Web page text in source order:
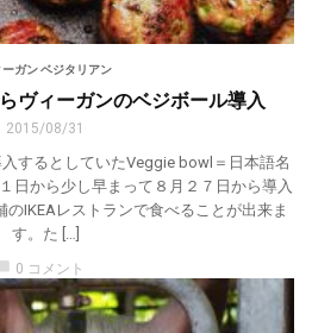
ーガン ベジタリアン
ヴィーガンのベジボール導入
2015/08/31
するとしていたVeggie bowl＝日本語名
日から少し早まって８月２７日から導入
のIKEAレストランで食べることが出来ま
す。た […]
chat_bubble 0 コメント